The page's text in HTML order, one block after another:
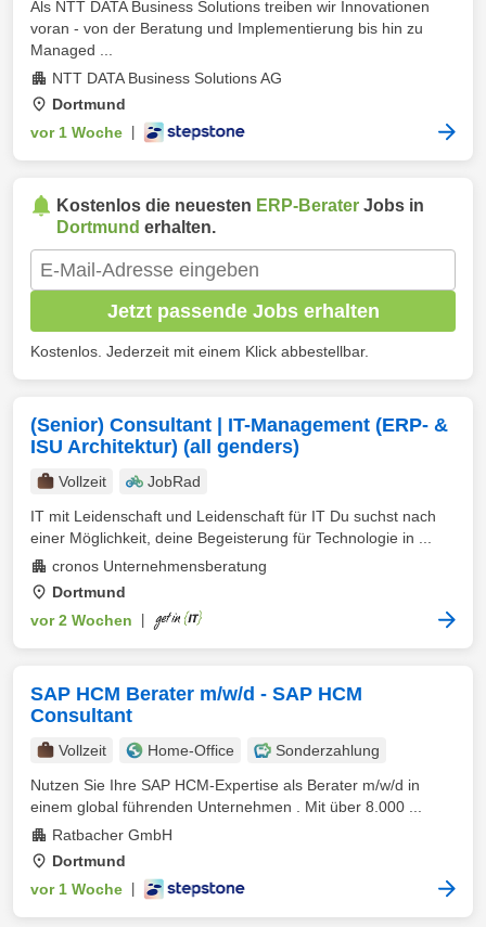
Als NTT DATA Business Solutions treiben wir Innovationen
voran - von der Beratung und Implementierung bis hin zu
Managed ...
NTT DATA Business Solutions AG
Dortmund
vor 1 Woche
Kostenlos die neuesten ERP-Berater Jobs in
Dortmund erhalten.
Jetzt passende Jobs erhalten
Kostenlos. Jederzeit mit einem Klick abbestellbar.
(Senior) Consultant | IT-Management (ERP- &
ISU Architektur) (all genders)
Vollzeit
JobRad
IT mit Leidenschaft und Leidenschaft für IT Du suchst nach
einer Möglichkeit, deine Begeisterung für Technologie in ...
cronos Unternehmensberatung
Dortmund
vor 2 Wochen
SAP HCM Berater m/w/d - SAP HCM
Consultant
Vollzeit Home-Office
Sonderzahlung
Nutzen Sie Ihre SAP HCM-Expertise als Berater m/w/d in
einem global führenden Unternehmen . Mit über 8.000 ...
Ratbacher GmbH
Dortmund
vor 1 Woche